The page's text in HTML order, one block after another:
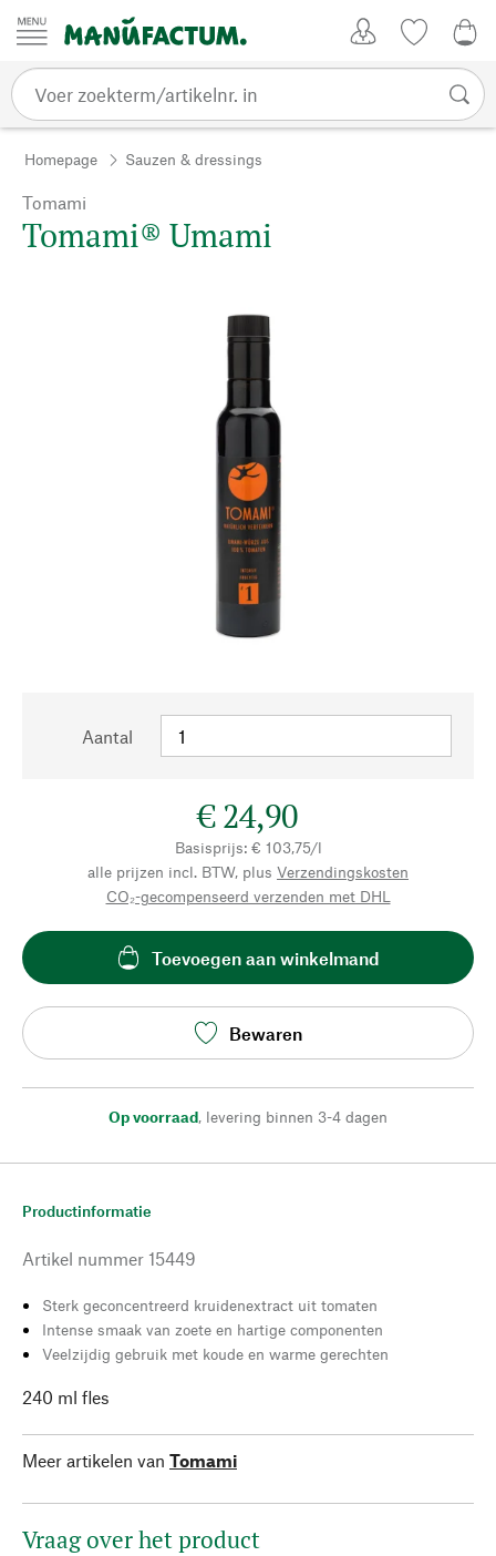
Passer au contenu
Homepage Sauzen & dressings
Tomami
Tomami® Umami
Aantal
€ 24,90
Basisprijs: € 103,75/l
alle prijzen incl. BTW, plus Verzendingskosten
CO₂-gecompenseerd verzenden met DHL
Toevoegen aan winkelmand
Bewaren
Op voorraad, levering binnen 3-4 dagen
Productinformatie
Artikel nummer 15449
Sterk geconcentreerd kruidenextract uit tomaten
Intense smaak van zoete en hartige componenten
Veelzijdig gebruik met koude en warme gerechten
240 ml fles
Meer artikelen van Tomami
Vraag over het product